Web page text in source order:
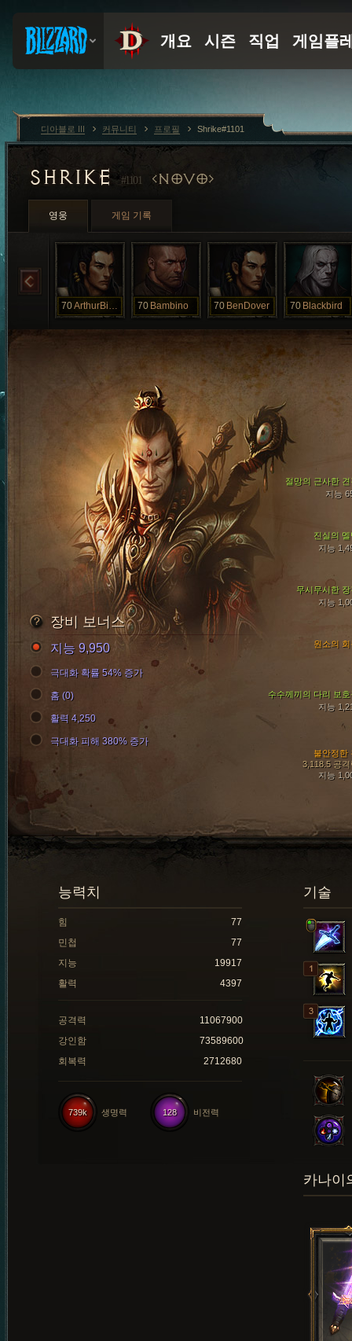
SHRIKE#1101 NOVO
영웅 게임 기록
70 ArthurBishop 70 Bambino 70 BenDover 70 Blackbird
진실의 멜
지능
무시무시한 장
지능
절망의 근사한 견
지능
수수께끼의 다리 보호
지능
불안정한
3,118.5 공격
지능
원소의 회
장비 보너스
지능 9,950
극대화 확률 54% 증가
홈 (0)
활력 4,250
극대화 피해 380% 증가
기술
능력치
힘
77
민첩
77
지능
19917
활력
4397
공격력
11067900
강인함
73589600
회복력
2712680
128 비전력
739k 생명력
카나이
디아블로 III 커뮤니티 프로필 Shrike#1101